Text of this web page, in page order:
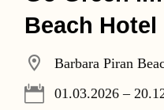
Beach Hotel
Barbara Piran
01.03.2026 –